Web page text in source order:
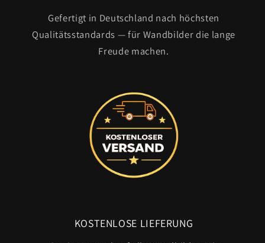
Gefertigt in Deutschland nach höchsten
Qualitätsstandards — für Wandbilder die lange
Freude machen.
KOSTENLOSE LIEFERUNG